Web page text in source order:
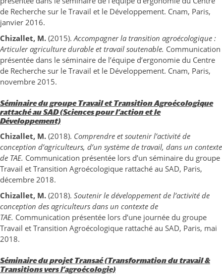
de Recherche sur le Travail et le Développement. Cnam, Paris,
janvier 2016.
Chizallet, M. (2015).Accompagner la transition agroécologique :
Articuler agriculture durable et travail soutenable. Communication
présentée dans le séminaire de l’équipe d’ergonomie du Centre
de Recherche sur le Travail et le Développement. Cnam, Paris,
novembre 2015.
Séminaire du groupe Travail et Transition Agroécologique
rattaché au SAD (Sciences pour l’action et le
Développement)
Chizallet, M. (2018). Comprendre et soutenir l’activité de
conception d’agriculteurs, d’un système de travail, dans un contexte
de TAE. Communication présentée lors d’un séminaire du groupe
Travail et Transition Agroécologique rattaché au SAD, Paris,
décembre 2018.
Chizallet, M. (2018). Soutenir le développement de l’activité de
conception des agriculteurs dans un contexte de
TAE. Communication présentée lors d’une journée du groupe
Travail et Transition Agroécologique rattaché au SAD, Paris, mai
2018.
Séminaire du projet Transaé (Transformation du travail &
Transitions vers l’agroécologie)